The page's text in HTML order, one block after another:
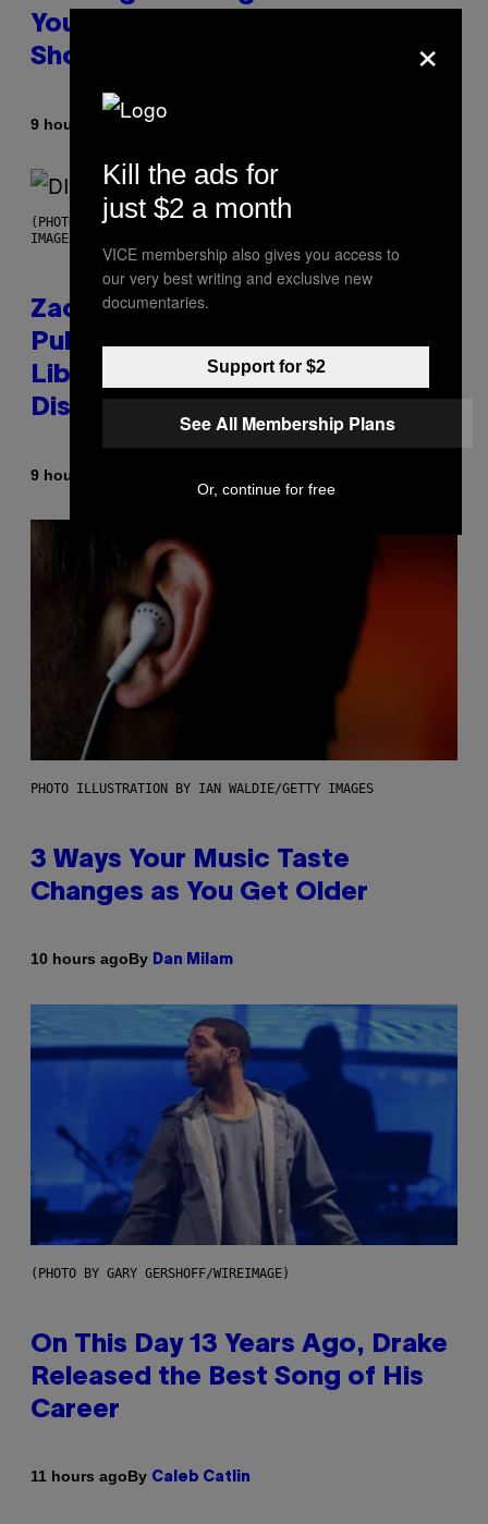
You Don’t Know if You Like
Shoegaze
9 hours ago By Stephen Andrew Galiher
(PHOTO BY ROBERTO PANUCCI – CORBIS/CORBIS VIA GETTY
IMAGES)
Zachary Cole Smith Wants a
Publicly Owned Music Streaming
Library Built on Spotify’s
Dismantled Bones
9 hours ago
PHOTO ILLUSTRATION BY IAN WALDIE/GETTY IMAGES
3 Ways Your Music Taste
Changes as You Get Older
10 hours agoBy Dan Milam
(PHOTO BY GARY GERSHOFF/WIREIMAGE)
On This Day 13 Years Ago, Drake
Released the Best Song of His
Career
11 hours agoBy Caleb Catlin
×
Kill the ads for
just $2 a month
VICE membership also gives you access to
our very best writing and exclusive new
documentaries.
Support for $2
See All Membership Plans
Or, continue for free